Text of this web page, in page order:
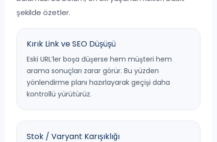
şekilde özetler.
Kırık Link ve SEO Düşüşü
Eski URL’ler boşa düşerse hem müşteri hem
arama sonuçları zarar görür. Bu yüzden
yönlendirme planı hazırlayarak geçişi daha
kontrollü yürütürüz.
Stok / Varyant Karışıklığı